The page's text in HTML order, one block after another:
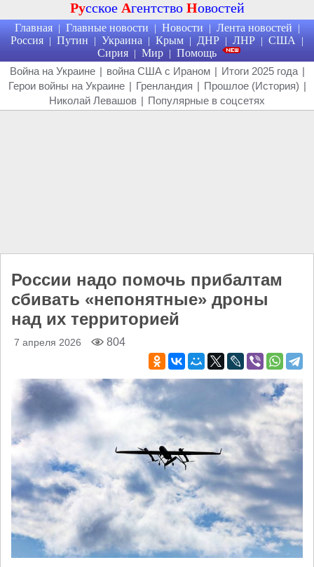
Русское Агентство Новостей
Главная | Главные новости | Новости | Лента новостей |
Россия | Путин | Украина | Крым | ДНР | ЛНР | США |
Сирия | Мир | Помощь
Война на Украине | война США с Ираном | Итоги 2025 года |
Герои войны на Украине | Гренландия | Прошлое (История) |
Николай Левашов | Популярные в соцсетях
России надо помочь прибалтам
сбивать «непонятные» дроны
над их территорией
7 апреля 2026 804